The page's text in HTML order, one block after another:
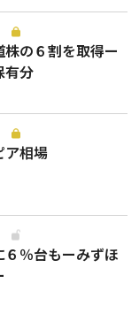
の６割を取得ー
有分
ア相場
％台もーみずほ